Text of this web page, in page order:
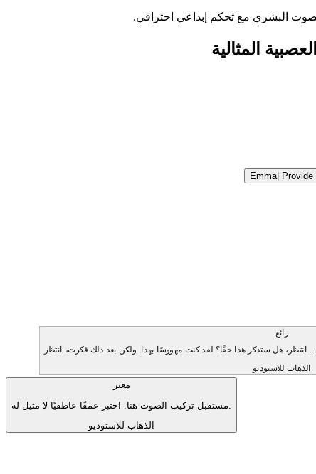
Emma| Provide
رائع
الذهاب للاستوديو
معبر
الذهاب للاستوديو